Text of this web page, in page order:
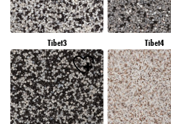
Tibet3 Tibet4